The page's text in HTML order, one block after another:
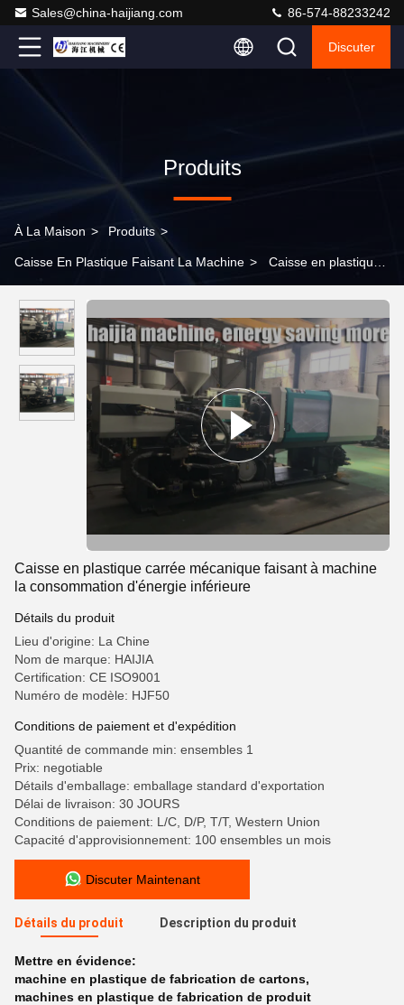
Sales@china-haijiang.com 86-574-88233242
Discuter
Produits
À La Maison > Produits >
Caisse En Plastique Faisant La Machine > Caisse en plastique
inférieure
Caisse en plastique carrée mécanique faisant à machine
la consommation d'énergie inférieure
Détails du produit
Lieu d'origine: La Chine
Nom de marque: HAIJIA
Certification: CE ISO9001
Numéro de modèle: HJF50
Conditions de paiement et d'expédition
Quantité de commande min: ensembles 1
Prix: negotiable
Détails d'emballage: emballage standard d'exportation
Délai de livraison: 30 JOURS
Conditions de paiement: L/C, D/P, T/T, Western Union
Capacité d'approvisionnement: 100 ensembles un mois
Discuter Maintenant
Détails du produit Description du produit
Mettre en évidence:
machine en plastique de fabrication de cartons,
machines en plastique de fabrication de produit